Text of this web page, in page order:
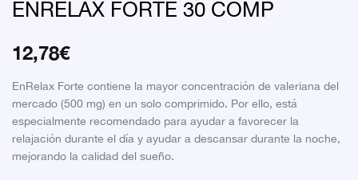
ENRELAX FORTE 30 COMP
12,78€
EnRelax Forte contiene la mayor concentración de valeriana del
mercado (500 mg) en un solo comprimido. Por ello, está
especialmente recomendado para ayudar a favorecer la
relajación durante el día y ayudar a descansar durante la noche,
mejorando la calidad del sueño.